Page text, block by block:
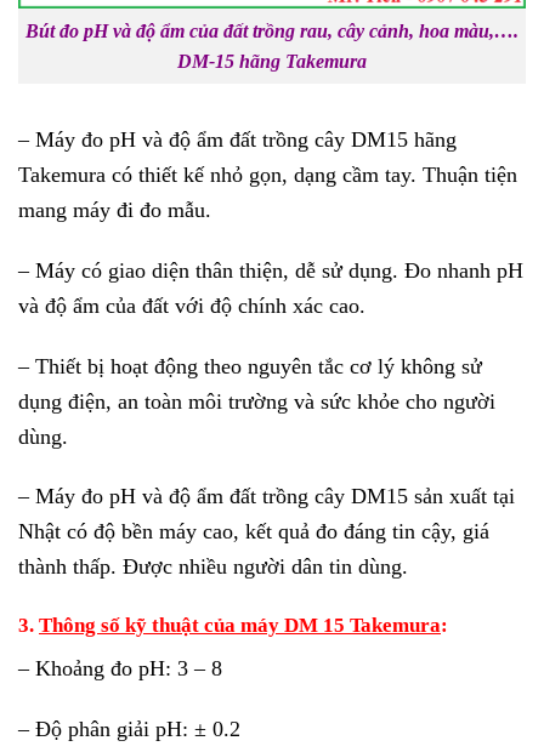
Bút đo pH và độ ẩm của đất trồng rau, cây cảnh, hoa màu,….
DM-15 hãng Takemura
– Máy đo pH và độ ẩm đất trồng cây DM15 hãng
Takemura có thiết kế nhỏ gọn, dạng cầm tay. Thuận tiện
mang máy đi đo mẫu.
– Máy có giao diện thân thiện, dễ sử dụng. Đo nhanh pH
và độ ẩm của đất với độ chính xác cao.
– Thiết bị hoạt động theo nguyên tắc cơ lý không sử
dụng điện, an toàn môi trường và sức khỏe cho người
dùng.
– Máy đo pH và độ ẩm đất trồng cây DM15 sản xuất tại
Nhật có độ bền máy cao, kết quả đo đáng tin cậy, giá
thành thấp. Được nhiều người dân tin dùng.
3. Thông số kỹ thuật của máy DM 15 Takemura:
– Khoảng đo pH: 3 – 8
– Độ phân giải pH: ± 0.2